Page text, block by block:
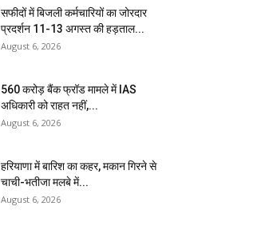
सफीदों में बिजली कर्मचारियों का जोरदार
प्रदर्शन 11-13 अगस्त की हड़ताल...
August 6, 2026
₹560 करोड़ बैंक फ्रॉड मामले में IAS
अधिकारी को राहत नहीं,...
August 6, 2026
हरियाणा में बारिश का कहर, मकान गिरने से
चाची-भतीजा मलबे में...
August 6, 2026